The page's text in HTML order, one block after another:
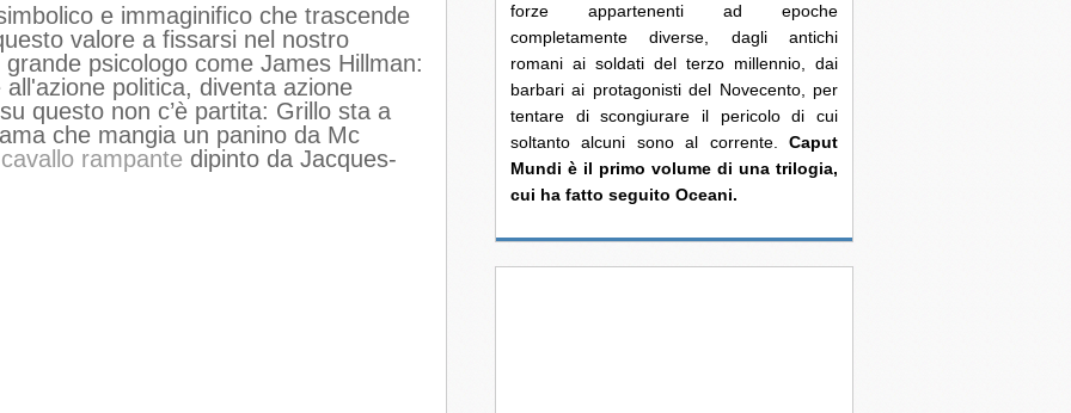
e immaginifico che trascende
valore a fissarsi nel nostro
psicologo come James Hillman:
politica, diventa azione
questo non c’è partita: Grillo sta a
che mangia un panino da Mc
rampante dipinto da Jacques-
forze appartenenti ad epoche
completamente diverse, dagli antichi
romani ai soldati del terzo millennio, dai
barbari ai protagonisti del Novecento, per
tentare di scongiurare il pericolo di cui
soltanto alcuni sono al corrente. Caput
Mundi è il primo volume di una trilogia,
cui ha fatto seguito Oceani.